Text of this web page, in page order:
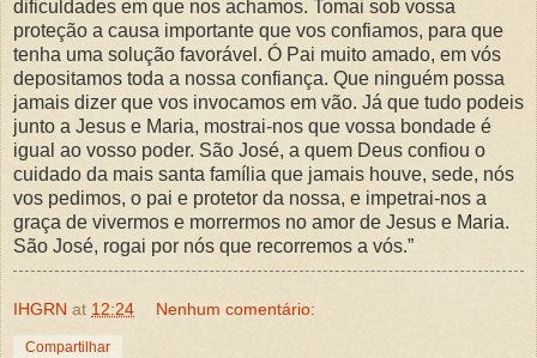
dificuldades em que nos achamos. Tomai sob vossa
proteção a causa importante que vos confiamos, para que
tenha uma solução favorável. Ó Pai muito amado, em vós
depositamos toda a nossa confiança. Que ninguém possa
jamais dizer que vos invocamos em vão. Já que tudo podeis
junto a Jesus e Maria, mostrai-nos que vossa bondade é
igual ao vosso poder. São José, a quem Deus confiou o
cuidado da mais santa família que jamais houve, sede, nós
vos pedimos, o pai e protetor da nossa, e impetrai-nos a
graça de vivermos e morrermos no amor de Jesus e Maria.
São José, rogai por nós que recorremos a vós.”
IHGRN at 12:24 Nenhum comentário:
Compartilhar